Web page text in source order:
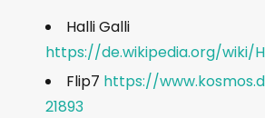
Halli Galli
https://de.wikipedia.org/wiki/
Flip7 https://
21893